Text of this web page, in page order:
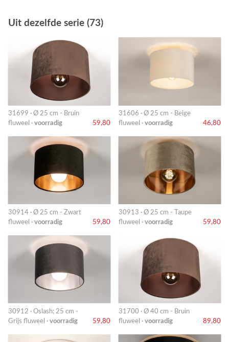
Uit dezelfde serie (73)
31699 · Ø 25 cm - Bruin
fluweel · voorradig 59,80
31606 · Ø 25 cm - Beige
fluweel · voorradig 46,80
30914 · Ø 25 cm - Zwart
fluweel · voorradig 59,80
30913 · Ø 25 cm - Taupe
fluweel · voorradig 59,80
30912 · Oslash; 25 cm -
Grijs fluweel · voorradig 59,80
31700 · Ø 40 cm - Bruin
fluweel · voorradig 89,80